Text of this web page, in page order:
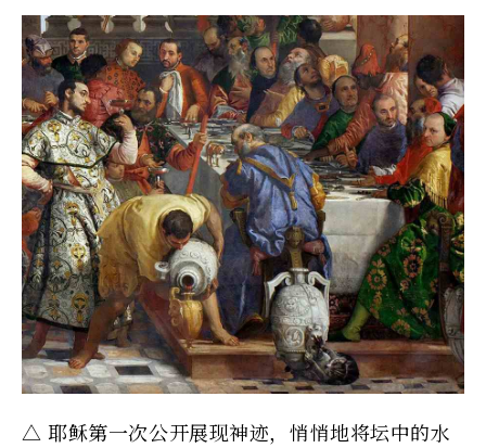
△ 耶稣第一次公开展现神迹，悄悄地将坛中的水